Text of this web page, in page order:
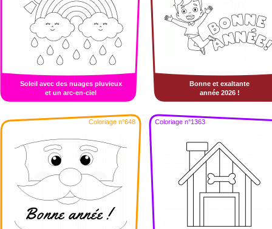
Soleil avec des nuages pluvieux
et un arc-en-ciel
Bonne et exaltante
année 2026 !
Coloriage n°648 Coloriage n°1363